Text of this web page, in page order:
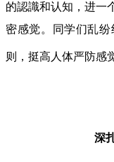
的認識和认知，进一
密感觉。同学们乱
则，挺高人体严防感
深